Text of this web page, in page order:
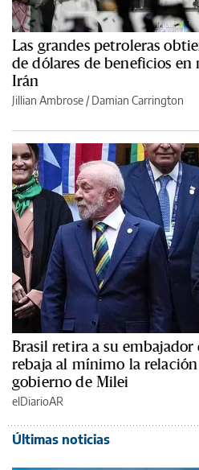
Las grandes petroleras
de dólares de beneficios
Irán
Jillian Ambrose / Damian Carrington
Brasil retira a su
rebaja al mínimo la
gobierno de Milei
elDiarioAR
Últimas noticias